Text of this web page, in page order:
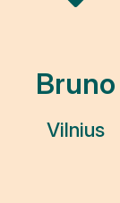
Bruno
Vilnius